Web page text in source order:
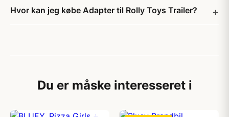
Hvor kan jeg købe Adapter til Rolly Toys Trailer?
Du er måske interesseret i